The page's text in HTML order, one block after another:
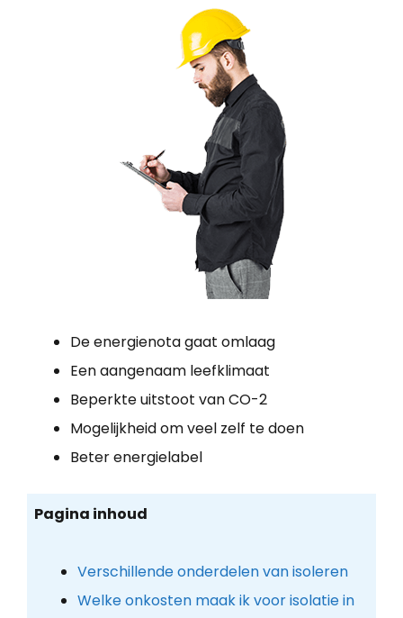
De energienota gaat omlaag
Een aangenaam leefklimaat
Beperkte uitstoot van CO-2
Mogelijkheid om veel zelf te doen
Beter energielabel
Pagina inhoud
Verschillende onderdelen van isoleren
Welke onkosten maak ik voor isolatie in